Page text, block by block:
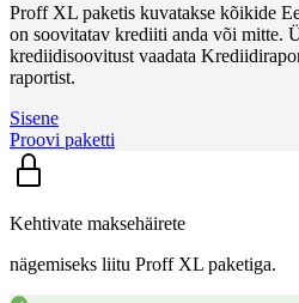
Proff XL paketis kuvatakse kõikide
on soovitatav krediiti anda või mitte.
krediidisoovitust vaadata
raportist.
Sisene
Proovi paketti
Kehtivate maksehäirete
nägemiseks liitu Proff XL paketiga.